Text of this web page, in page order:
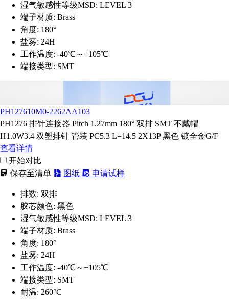
湿气敏感性等级MSD: LEVEL 3
端子材质: Brass
角度: 180°
盐雾: 24H
工作温度: -40℃～+105℃
端接类型: SMT
PH127610M0-2262AA103
PH1276 排针连接器 Pitch 1.27mm 180° 双排 SMT 不戴帽
H1.0W3.4 双塑排针 管装 PC5.3 L=14.5 2X13P 黑色 镀全金G/F
查看详情
开始对比
保存至清单
图纸 申请试样
排数: 双排
胶芯颜色: 黑色
湿气敏感性等级MSD: LEVEL 3
端子材质: Brass
角度: 180°
盐雾: 24H
工作温度: -40℃～+105℃
端接类型: SMT
耐温: 260°C